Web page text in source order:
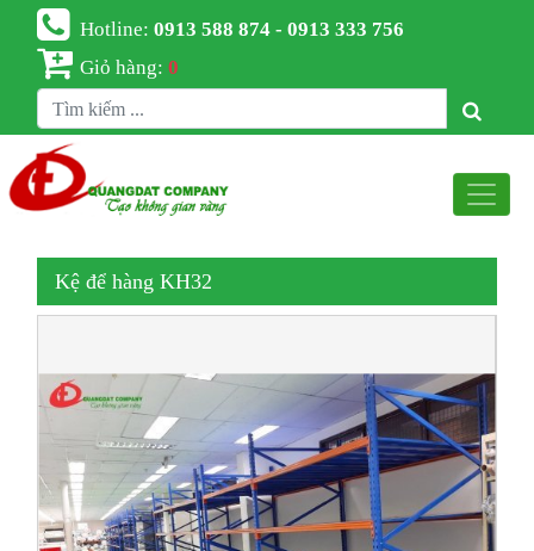
Hotline:0913 588 874 - 0913 333 756
Giỏ hàng:0
Kệ để hàng KH32